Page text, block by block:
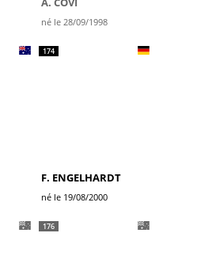
né le 28/09/1998
174
F. ENGELHARDT
né le 19/08/2000
176